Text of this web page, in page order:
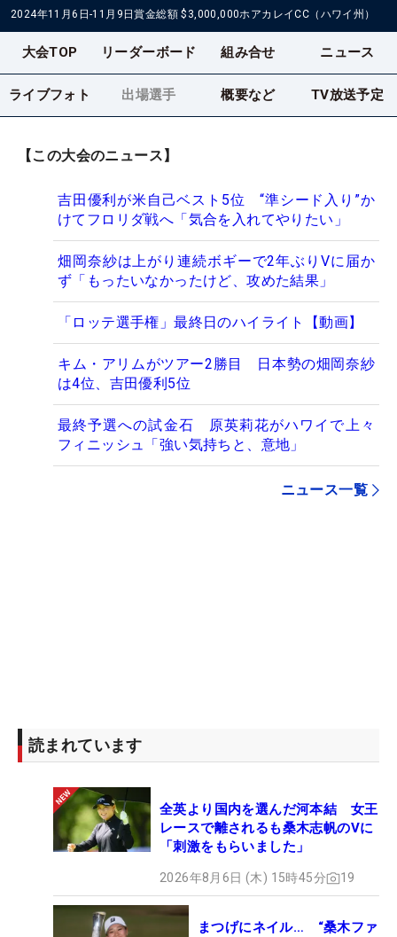
2024年11月6日-11月9日賞金総額 $3,000,000ホアカレイCC（ハワイ州）
大会TOP リーダーボード 組み合せ ニュース
ライブフォト 出場選手 概要など TV放送予定
【この大会のニュース】
吉田優利が米自己ベスト5位 “準シード入り”か
けてフロリダ戦へ「気合を入れてやりたい」
畑岡奈紗は上がり連続ボギーで2年ぶりVに届か
ず「もったいなかったけど、攻めた結果」
「ロッテ選手権」最終日のハイライト【動画】
キム・アリムがツアー2勝目 日本勢の畑岡奈紗
は4位、吉田優利5位
最終予選への試金石 原英莉花がハワイで上々
フィニッシュ「強い気持ちと、意地」
ニュース一覧
読まれています
全英より国内を選んだ河本結 女王
レースで離されるも桑木志帆のVに
「刺激をもらいました」
2026年8月6日 (木) 15時45分 19
まつげにネイル… “桑木ファ